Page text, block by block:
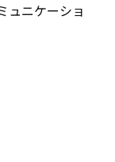
ュニケーショ